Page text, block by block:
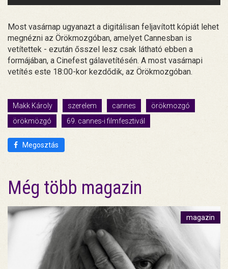
Most vasárnap ugyanazt a digitálisan feljavított kópiát lehet
megnézni az Örökmozgóban, amelyet Cannesban is
vetítettek - ezután ősszel lesz csak látható ebben a
formájában, a Cinefest gálavetítésén. A most vasárnapi
vetítés este 18:00-kor kezdődik, az Örökmozgóban.
Makk Károly szerelem cannes
örökmozgó
örökmözgó
69. cannes-i filmfesztivál
Megosztás
Még több magazin
magazin